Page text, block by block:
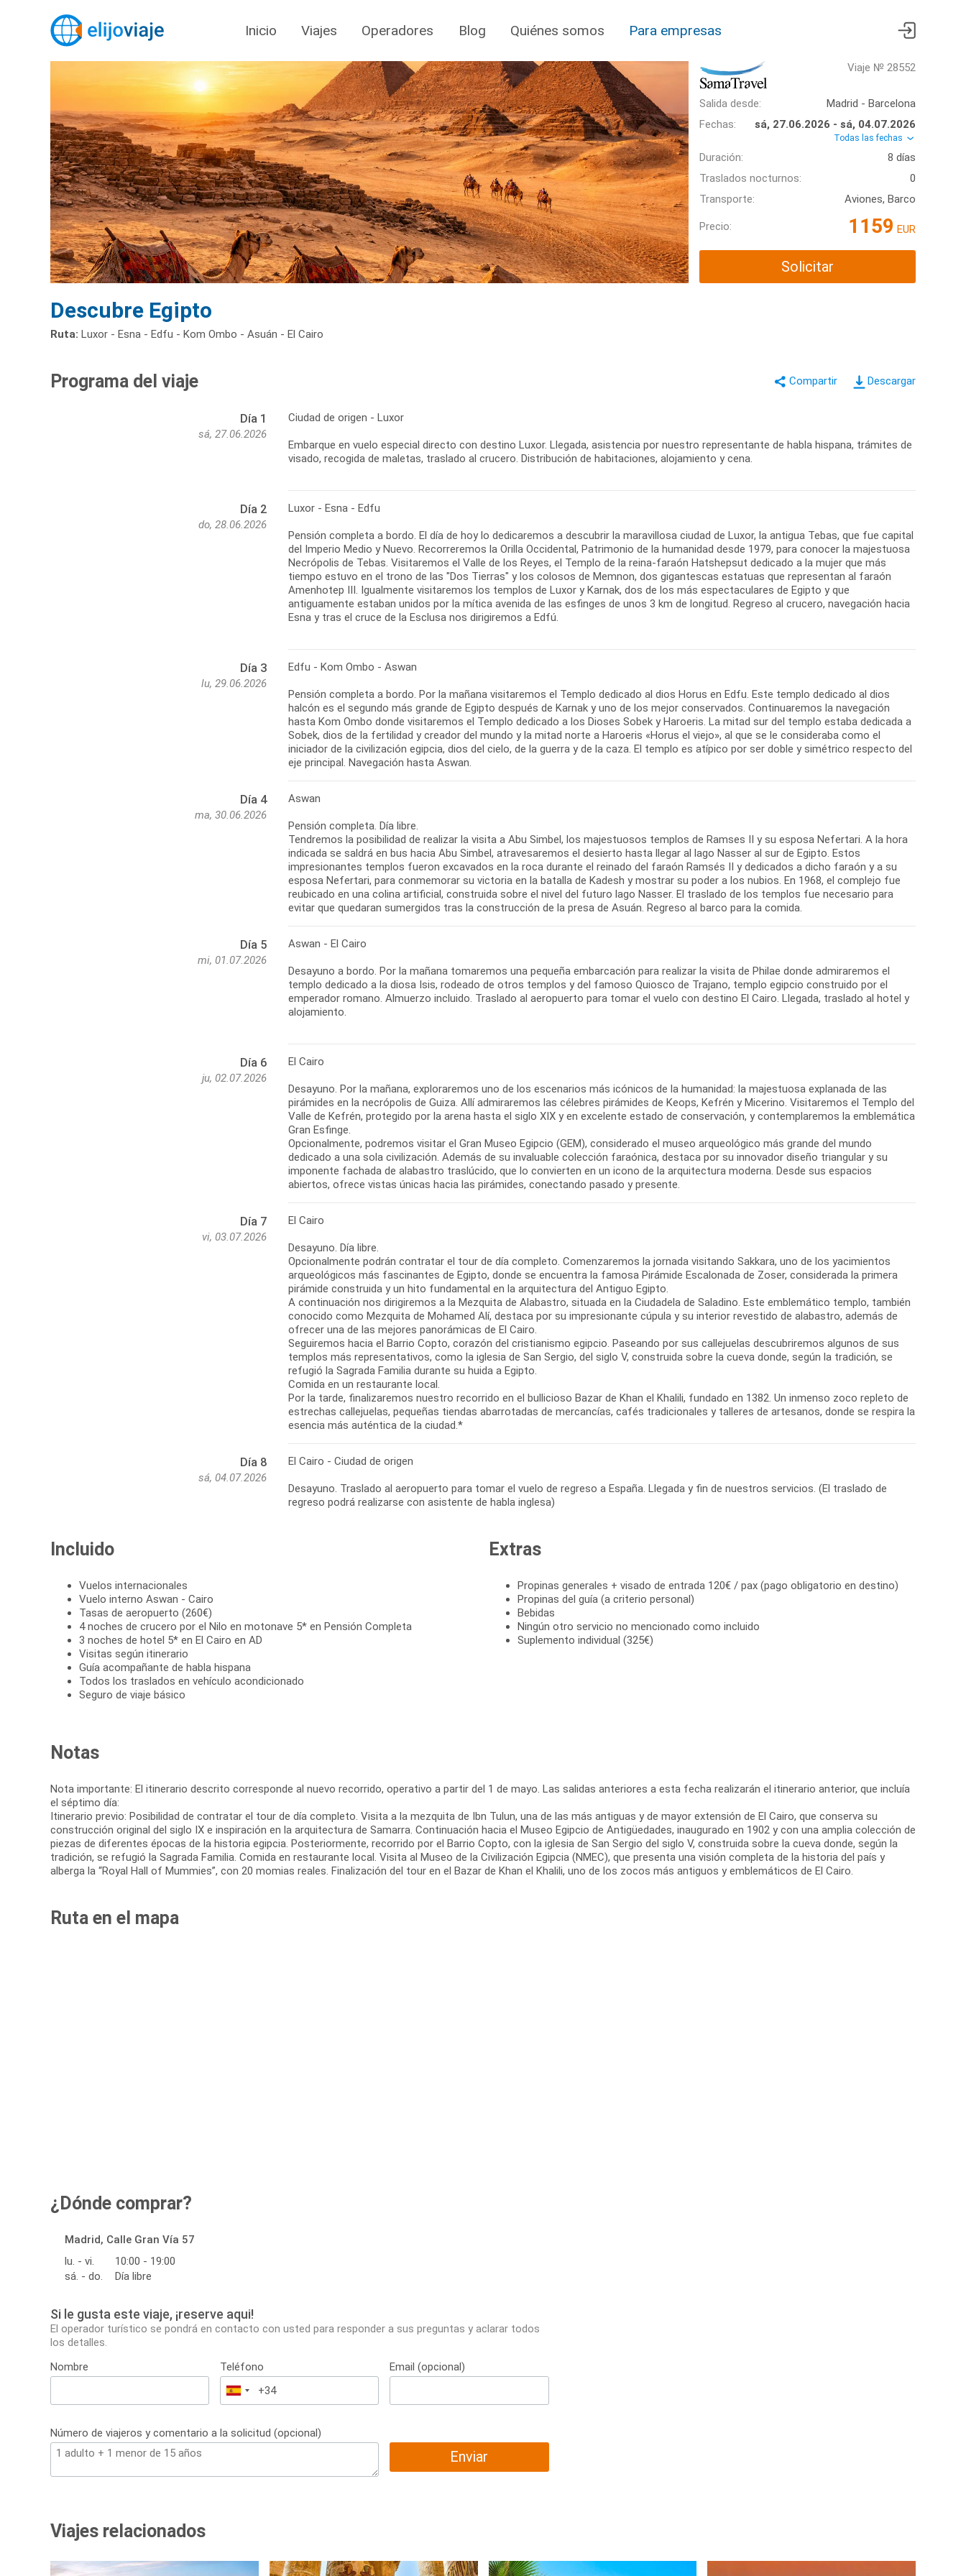
Inicio Viajes Operadores Blog Quiénes somos Para empresas
Viaje № 28552
Salida desde:
Madrid - Barcelona
Fechas:
sá, 27.06.2026 - sá, 04.07.2026
Todas las fechas
Duración:
8 días
Traslados nocturnos:
0
Transporte:
Aviones, Barco
Precio: 1159 EUR
Solicitar
Descubre Egipto
Ruta: Luxor - Esna - Edfu - Kom Ombo - Asuán - El Cairo
Descargar
Programa del viaje
Día 1
sá, 27.06.2026
Ciudad de origen - Luxor
Embarque en vuelo especial directo con destino Luxor. Llegada, asistencia por nuestro representante de habla hispana, trámites de
visado, recogida de maletas, traslado al crucero. Distribución de habitaciones, alojamiento y cena.
Día 2
do, 28.06.2026
Luxor - Esna - Edfu
Pensión completa a bordo. El día de hoy lo dedicaremos a descubrir la maravillosa ciudad de Luxor, la antigua Tebas, que fue capital
del Imperio Medio y Nuevo. Recorreremos la Orilla Occidental, Patrimonio de la humanidad desde 1979, para conocer la majestuosa
Necrópolis de Tebas. Visitaremos el Valle de los Reyes, el Templo de la reina-faraón Hatshepsut dedicado a la mujer que más
tiempo estuvo en el trono de las "Dos Tierras" y los colosos de Memnon, dos gigantescas estatuas que representan al faraón
Amenhotep III. Igualmente visitaremos los templos de Luxor y Karnak, dos de los más espectaculares de Egipto y que
antiguamente estaban unidos por la mítica avenida de las esfinges de unos 3 km de longitud. Regreso al crucero, navegación hacia
Esna y tras el cruce de la Esclusa nos dirigiremos a Edfú.
Día 3
lu, 29.06.2026
Edfu - Kom Ombo - Aswan
Pensión completa a bordo. Por la mañana visitaremos el Templo dedicado al dios Horus en Edfu. Este templo dedicado al dios
halcón es el segundo más grande de Egipto después de Karnak y uno de los mejor conservados. Continuaremos la navegación
hasta Kom Ombo donde visitaremos el Templo dedicado a los Dioses Sobek y Haroeris. La mitad sur del templo estaba dedicada a
Sobek, dios de la fertilidad y creador del mundo y la mitad norte a Haroeris «Horus el viejo», al que se le consideraba como el
iniciador de la civilización egipcia, dios del cielo, de la guerra y de la caza. El templo es atípico por ser doble y simétrico respecto del
eje principal. Navegación hasta Aswan.
Día 4
ma, 30.06.2026
Aswan
Pensión completa. Día libre.
Tendremos la posibilidad de realizar la visita a Abu Simbel, los majestuosos templos de Ramses II y su esposa Nefertari. A la hora
indicada se saldrá en bus hacia Abu Simbel, atravesaremos el desierto hasta llegar al lago Nasser al sur de Egipto. Estos
impresionantes templos fueron excavados en la roca durante el reinado del faraón Ramsés II y dedicados a dicho faraón y a su
esposa Nefertari, para conmemorar su victoria en la batalla de Kadesh y mostrar su poder a los nubios. En 1968, el complejo fue
reubicado en una colina artificial, construida sobre el nivel del futuro lago Nasser. El traslado de los templos fue necesario para
evitar que quedaran sumergidos tras la construcción de la presa de Asuán. Regreso al barco para la comida.
Día 5
mi, 01.07.2026
Aswan - El Cairo
Desayuno a bordo. Por la mañana tomaremos una pequeña embarcación para realizar la visita de Philae donde admiraremos el
templo dedicado a la diosa Isis, rodeado de otros templos y del famoso Quiosco de Trajano, templo egipcio construido por el
emperador romano. Almuerzo incluido. Traslado al aeropuerto para tomar el vuelo con destino El Cairo. Llegada, traslado al hotel y
alojamiento.
Día 6
ju, 02.07.2026
El Cairo
Desayuno. Por la mañana, exploraremos uno de los escenarios más icónicos de la humanidad: la majestuosa explanada de las
pirámides en la necrópolis de Guiza. Allí admiraremos las célebres pirámides de Keops, Kefrén y Micerino. Visitaremos el Templo del
Valle de Kefrén, protegido por la arena hasta el siglo XIX y en excelente estado de conservación, y contemplaremos la emblemática
Gran Esfinge.
Opcionalmente, podremos visitar el Gran Museo Egipcio (GEM), considerado el museo arqueológico más grande del mundo
dedicado a una sola civilización. Además de su invaluable colección faraónica, destaca por su innovador diseño triangular y su
imponente fachada de alabastro traslúcido, que lo convierten en un icono de la arquitectura moderna. Desde sus espacios
abiertos, ofrece vistas únicas hacia las pirámides, conectando pasado y presente.
Día 7
vi, 03.07.2026
El Cairo
Desayuno. Día libre.
Opcionalmente podrán contratar el tour de día completo. Comenzaremos la jornada visitando Sakkara, uno de los yacimientos
arqueológicos más fascinantes de Egipto, donde se encuentra la famosa Pirámide Escalonada de Zoser, considerada la primera
pirámide construida y un hito fundamental en la arquitectura del Antiguo Egipto.
A continuación nos dirigiremos a la Mezquita de Alabastro, situada en la Ciudadela de Saladino. Este emblemático templo, también
conocido como Mezquita de Mohamed Alí, destaca por su impresionante cúpula y su interior revestido de alabastro, además de
ofrecer una de las mejores panorámicas de El Cairo.
Seguiremos hacia el Barrio Copto, corazón del cristianismo egipcio. Paseando por sus callejuelas descubriremos algunos de sus
templos más representativos, como la iglesia de San Sergio, del siglo V, construida sobre la cueva donde, según la tradición, se
refugió la Sagrada Familia durante su huida a Egipto.
Comida en un restaurante local.
Por la tarde, finalizaremos nuestro recorrido en el bullicioso Bazar de Khan el Khalili, fundado en 1382. Un inmenso zoco repleto de
estrechas callejuelas, pequeñas tiendas abarrotadas de mercancías, cafés tradicionales y talleres de artesanos, donde se respira la
esencia más auténtica de la ciudad.*
Día 8
sá, 04.07.2026
El Cairo - Ciudad de origen
Desayuno. Traslado al aeropuerto para tomar el vuelo de regreso a España. Llegada y fin de nuestros servicios. (El traslado de
regreso podrá realizarse con asistente de habla inglesa)
Incluido
Vuelos internacionales
Vuelo interno Aswan - Cairo
Tasas de aeropuerto (260€)
4 noches de crucero por el Nilo en motonave 5* en Pensión Completa
3 noches de hotel 5* en El Cairo en AD
Visitas según itinerario
Guía acompañante de habla hispana
Todos los traslados en vehículo acondicionado
Seguro de viaje básico
Extras
Propinas generales + visado de entrada 120€ / pax (pago obligatorio en destino)
Propinas del guía (a criterio personal)
Bebidas
Ningún otro servicio no mencionado como incluido
Suplemento individual (325€)
Notas
Nota importante: El itinerario descrito corresponde al nuevo recorrido, operativo a partir del 1 de mayo. Las salidas anteriores a esta fecha realizarán el itinerario anterior, que incluía
el séptimo día:
Itinerario previo: Posibilidad de contratar el tour de día completo. Visita a la mezquita de Ibn Tulun, una de las más antiguas y de mayor extensión de El Cairo, que conserva su
construcción original del siglo IX e inspiración en la arquitectura de Samarra. Continuación hacia el Museo Egipcio de Antigüedades, inaugurado en 1902 y con una amplia colección de
piezas de diferentes épocas de la historia egipcia. Posteriormente, recorrido por el Barrio Copto, con la iglesia de San Sergio del siglo V, construida sobre la cueva donde, según la
tradición, se refugió la Sagrada Familia. Comida en restaurante local. Visita al Museo de la Civilización Egipcia (NMEC), que presenta una visión completa de la historia del país y
alberga la “Royal Hall of Mummies”, con 20 momias reales. Finalización del tour en el Bazar de Khan el Khalili, uno de los zocos más antiguos y emblemáticos de El Cairo.
Ruta en el mapa
¿Dónde comprar?
Madrid, Calle Gran Vía 57
lu. - vi.
10:00 - 19:00
sá. - do.
Día libre
Si le gusta este viaje, ¡reserve aqui!
El operador turístico se pondrá en contacto con usted para responder a sus preguntas y aclarar todos
los detalles.
Nombre
Teléfono
España
+34
Email (opcional)
Número de viajeros y comentario a la solicitud (opcional)
Enviar
Viajes relacionados